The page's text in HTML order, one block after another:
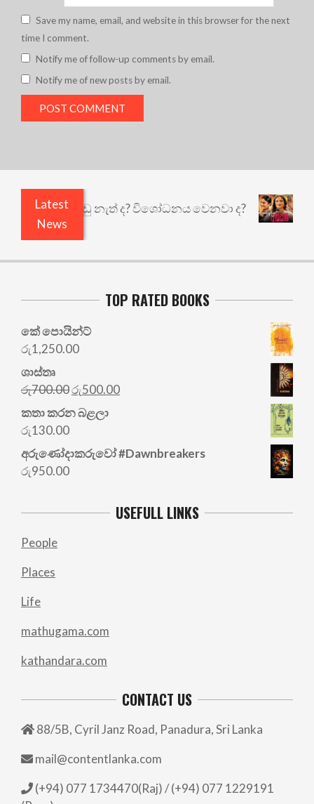
Save my name, email, and website in this browser for the next
time I comment.
Notify me of follow-up comments by email.
Notify me of new posts by email.
Latest
News
ඇතුළෙයි කුඩු නැත් ද? විශෝධනය වෙනවා ද?
TOP RATED BOOKS
කේ පොයින්ට්
රු1,250.00
ශාස්තෘ
රු700.00Original
price
was:
රු500.00Current
කතා කරන බළලා
රු130.00
අරු‍ණෝදාකරුවෝ #Dawnbreakers
රු950.00
USEFULL LINKS
People
Places
Life
mathugama.com
kathandara.com
CONTACT US
88/5B, Cyril Janz Road, Panadura, Sri Lanka
mail@contentlanka.com
(+94) 077 1734470(Raj) / (+94) 077 1229191